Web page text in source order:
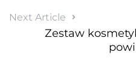
Next Article
Zestaw